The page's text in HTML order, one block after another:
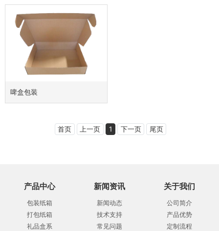
啤盒包装
首页 上一页 1 下一页 尾页
产品中心
包装纸箱
打包纸箱
礼品盒系
新闻资讯
新闻动态
技术支持
常见问题
关于我们
公司简介
产品优势
定制流程